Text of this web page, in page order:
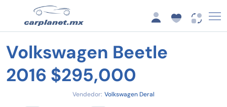
Volkswagen Beetle
2016 $295,000
Vendedor: Volkswagen Deral